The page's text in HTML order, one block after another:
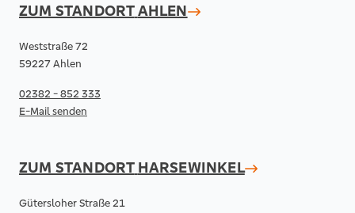
ZUM STANDORTAHLEN
Weststraße 72
59227 Ahlen
02382 - 852 333
E-Mail senden
ZUM STANDORT HARSEWINKEL
Gütersloher Straße 21